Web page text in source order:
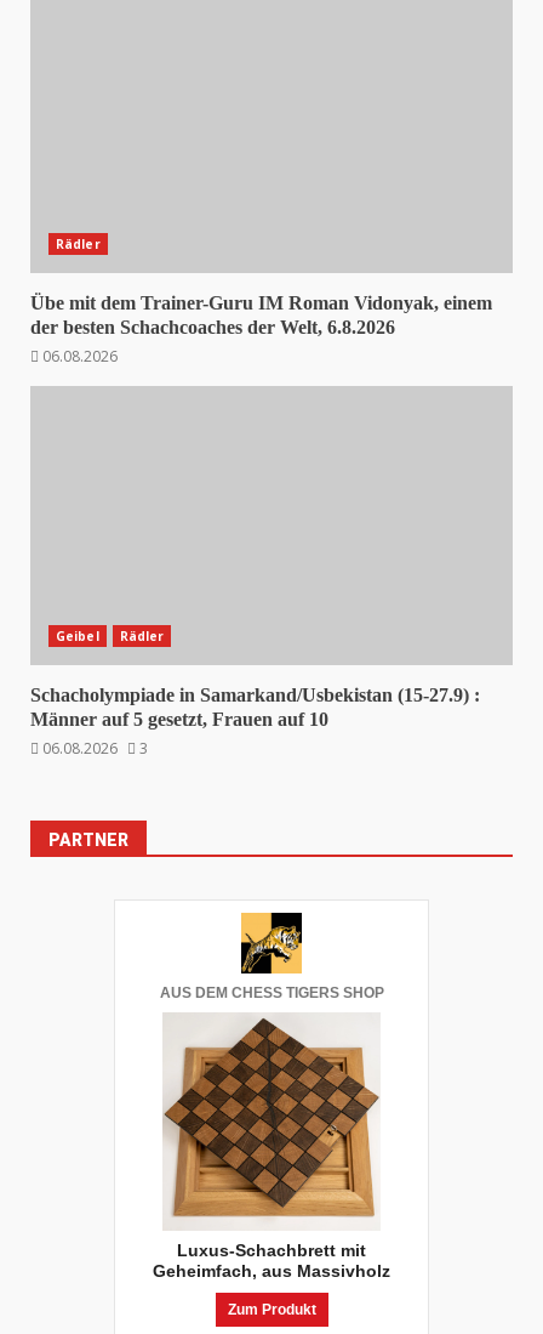
Rädler
Übe mit dem Trainer-Guru IM Roman Vidonyak, einem
der besten Schachcoaches der Welt, 6.8.2026
06.08.2026
Geibel Rädler
Schacholympiade in Samarkand/Usbekistan (15-27.9) :
Männer auf 5 gesetzt, Frauen auf 10
06.08.2026
3
PARTNER
AUS DEM CHESS TIGERS SHOP
Luxus-Schachbrett mit
Geheimfach, aus Massivholz
Zum Produkt